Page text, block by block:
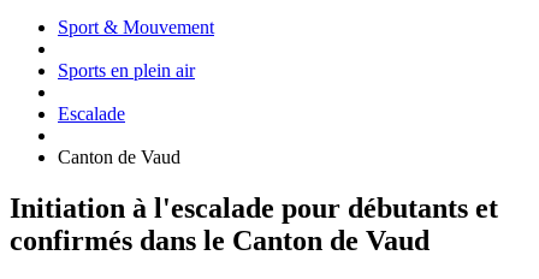
Sport & Mouvement
Sports en plein air
Escalade
Canton de Vaud
Initiation à l'escalade pour débutants et
confirmés dans le Canton de Vaud